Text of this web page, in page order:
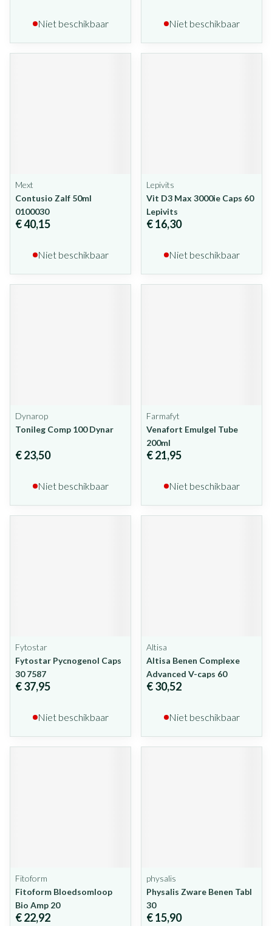
Niet beschikbaar Niet beschikbaar
Mext
Contusio Zalf 50ml
0100030
€ 40,15
Niet beschikbaar
Lepivits
Vit D3 Max 3000ie Caps 60
Lepivits
€ 16,30
Niet beschikbaar
Dynarop
Tonileg Comp 100 Dynar
€ 23,50
Niet beschikbaar
Farmafyt
Venafort Emulgel Tube
200ml
€ 21,95
Niet beschikbaar
Fytostar
Fytostar Pycnogenol Caps
30 7587
€ 37,95
Niet beschikbaar
Altisa
Altisa Benen Complexe
Advanced V-caps 60
€ 30,52
Niet beschikbaar
Fitoform
Fitoform Bloedsomloop
Bio Amp 20
€ 22,92
physalis
Physalis Zware Benen Tabl
30
€ 15,90